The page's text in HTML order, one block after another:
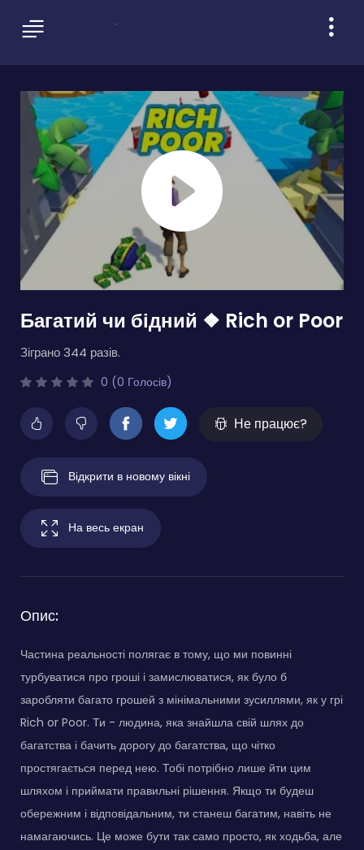
Багатий чи бідний ❖ Rich or Poor
Зіграно 344 разів.
0 (0 Голосів)
Не працює?
Відкрити в новому вікні
На весь екран
Опис:
Частина реальності полягає в тому, що ми повинні
турбуватися про гроші і замислюватися, як було б
заробляти багато грошей з мінімальними зусиллями, як у грі
Rich or Poor. Ти - людина, яка знайшла свій шлях до
багатства і бачить дорогу до багатства, що чітко
простягається перед нею. Тобі потрібно лише йти цим
шляхом і приймати правильні рішення. Якщо ти будеш
обережним і відповідальним, ти станеш багатим, навіть не
намагаючись. Це може бути так само просто, як ходьба, але